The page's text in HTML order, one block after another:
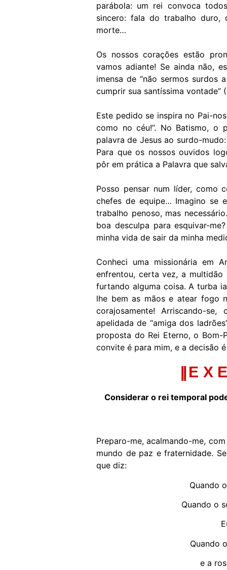
parábola: um rei convoca
sincero: fala do trabalho duro,
morte…
Os nossos corações estão
vamos adiante! Se ainda não,
imensa de “não sermos surdos
cumprir sua santíssima vontade”
Este pedido se inspira no Pai-
como no céu!”. No Batismo, o
palavra de Jesus ao surdo-mudo:
Para que os nossos ouvidos
pôr em prática a Palavra que
Posso pensar num líder, como
chefes de equipe… Imagino se
trabalho penoso, mas
boa desculpa para esquivar-
minha vida de sair da minha
Conheci uma missionária em
enfrentou, certa vez, a multidão
furtando alguma coisa. A turba
lhe bem as mãos e atear fogo
corajosamente! Arriscando-
apelidada de “amiga dos
proposta do Rei Eterno, o
convite é para mim, e a decisão
|| E X
Considerar o rei temporal
Preparo-me, acalmando-me,
mundo de paz e fraternidade.
que diz:
Quando
Quando o
Quando
e a